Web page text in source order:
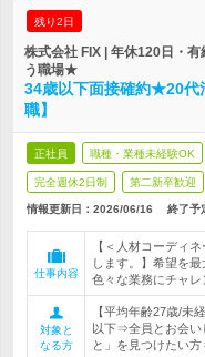
残り2日
株式会社 FIX | 年休120日・
う職場★
34歳以下面接確約★20代
職】
正社員 職種・業種未経験OK
完全週休2日制 第二新卒歓迎
情報更新日：2026/06/16 終了予
仕事内容
【＜人材コーディ
します。】希望を
色々な業務にチャレ
対象と
なる方
【平均年齢27歳/未
以下⇒全員とお会
と」を見つけたい